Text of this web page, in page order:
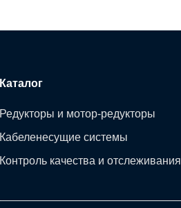
Каталог
Редукторы и мотор-редукторы
Кабеленесущие системы
Контроль качества и отслеживания